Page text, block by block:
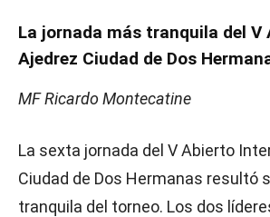
La jornada más tranquila del V
Ajedrez Ciudad de Dos
MF Ricardo Montecatine
La sexta jornada del V Abierto
Ciudad de Dos Hermanas resultó
tranquila del torneo. Los dos